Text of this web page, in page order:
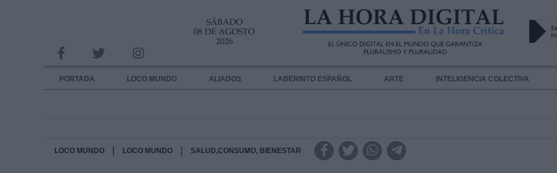
SÁBADO
08 DE AGOSTO
2026
PORTADA LOCO MUNDO ALIADOS LABERINTO ESPAÑOL ARTE INTELIGENCIA COLECTIVA
LOCO MUNDO LOCO MUNDO SALUD,CONSUMO, BIENESTAR
INFORMACION SOBRE LA PROTECCIÓN DE TUS DATOS
Responsable:
Destinatarios: